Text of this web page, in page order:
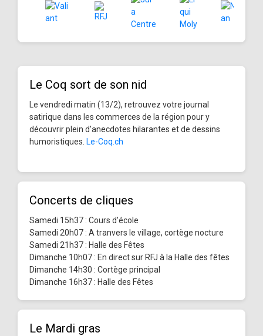
Le Coq sort de son nid
Le vendredi matin (13/2), retrouvez votre journal
satirique dans les commerces de la région pour y
découvrir plein d’anecdotes hilarantes et de dessins
humoristiques. Le-Coq.ch
Concerts de cliques
Samedi 15h37 : Cours d'école
Samedi 20h07 : A tranvers le village, cortège nocture
Samedi 21h37 : Halle des Fêtes
Dimanche 10h07 : En direct sur RFJ à la Halle des fêtes
Dimanche 14h30 : Cortège principal
Dimanche 16h37 : Halle des Fêtes
Le Mardi gras